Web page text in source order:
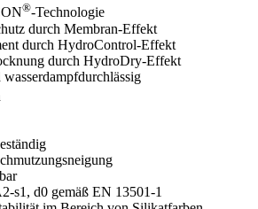
®-Technologie
durch Membran-Effekt
durch HydroControl-Effekt
durch HydroDry-Effekt
wasserdampfdurchlässig
s1, d0 gemäß EN 13501-1